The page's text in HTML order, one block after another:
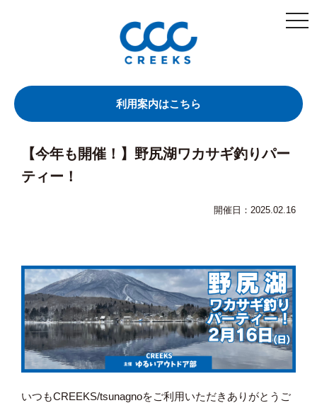
利用案内はこちら
【今年も開催！】野尻湖ワカサギ釣りパー
ティー！
開催日：2025.02.16
いつもCREEKS/tsunagnoをご利用いただきありがとうご